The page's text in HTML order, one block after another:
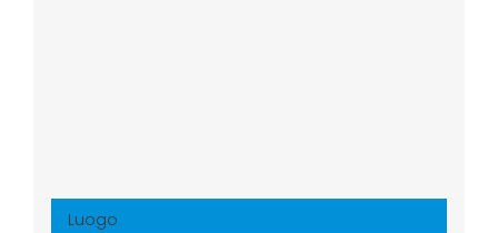
Luogo